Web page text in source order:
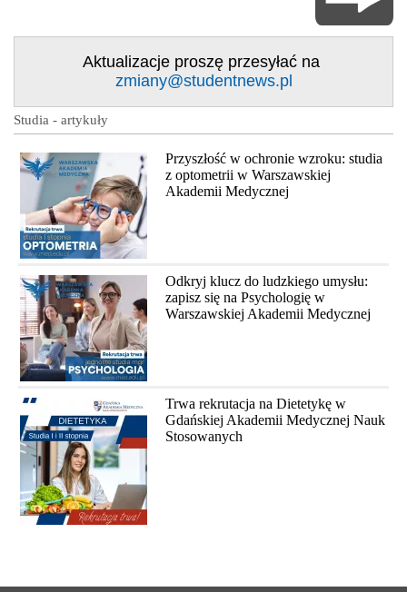
Aktualizacje proszę przesyłać na
zmiany@studentnews.pl
Studia - artykuły
Przyszłość w ochronie wzroku: studia
z optometrii w Warszawskiej
Akademii Medycznej
Odkryj klucz do ludzkiego umysłu:
zapisz się na Psychologię w
Warszawskiej Akademii Medycznej
Trwa rekrutacja na Dietetykę w
Gdańskiej Akademii Medycznej Nauk
Stosowanych